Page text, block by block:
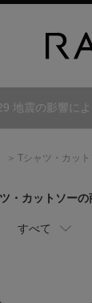
地震の影響に
Tシャツ・カット
・カットソーの
すべて